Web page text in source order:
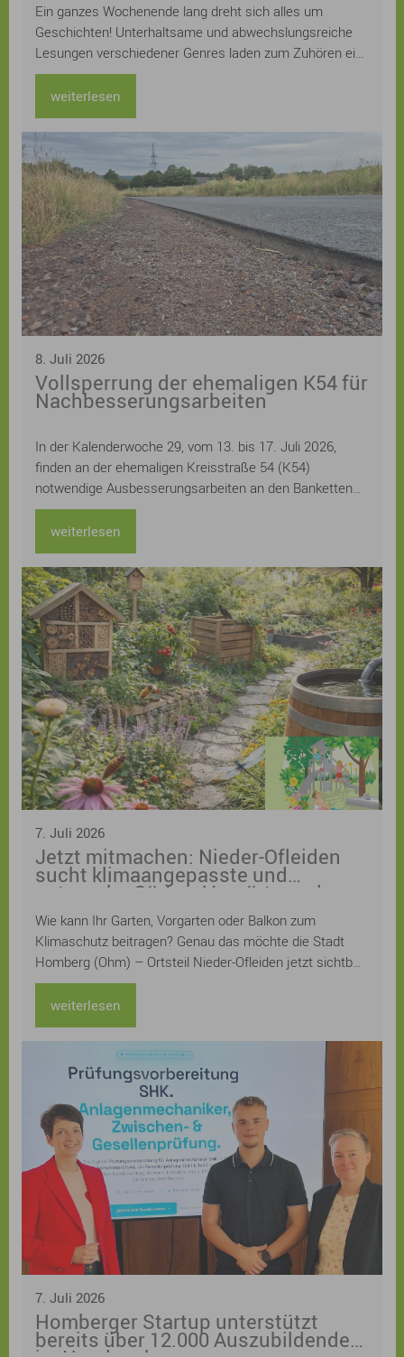
Ein ganzes Wochenende lang dreht sich alles um
Geschichten! Unterhaltsame und abwechslungsreiche
Lesungen verschiedener Genres laden zum Zuhören ein:
Kerstin Gier, Kathrin Lange, Judith Hoersch, Sven
Gerhardt, Lucinde Hutzenlaub, Ursula Kollritsch und
Stefan Kuhlmann und Uwe Henkhaus lesen aus ihren
neuesten Büchern, Workshops zu den Themen
Kreatives Schreiben, Drucken, Gestalten von
Buchschnitten und zur Verbindung von Erzählen in Wort
und Bild und Urban Sketch Walks laden zum Mitmachen
ein. Eine Bühne mit einem „Mikrofon für alle“ bietet
originelle Stimmen und auch einige besondere
Überraschungsgäste, bei Lyrik zum Pflücken kann man
neue Lieblingsgedichte finden und eigene
Lieblingsgedichte eintauschen, für Kinder und
Jugendliche wird ein tolles Programm mit Workshops
weiterlesen
8. Juli 2026
Vollsperrung der ehemaligen K54 für
Nachbesserungsarbeiten
In der Kalenderwoche 29, vom 13. bis 17. Juli 2026,
finden an der ehemaligen Kreisstraße 54 (K54)
notwendige Ausbesserungsarbeiten an den Banketten
statt. Für diesen Zeitraum muss die Straße voll gesperrt
werden.
weiterlesen
7. Juli 2026
Jetzt mitmachen: Nieder-Ofleiden
sucht klimaangepasste und
naturnahe Gärten, Vorgärten oder
Balkone! Anmeldung ist weiterhin
möglich
Wie kann Ihr Garten, Vorgarten oder Balkon zum
Klimaschutz beitragen? Genau das möchte die Stadt
Homberg (Ohm) – Ortsteil Nieder-Ofleiden jetzt sichtbar
machen – und lädt alle Bürgerinnen und Bürger herzlich
zur Teilnahme am Gartenwettbewerb „Klimaangepasste
und naturnahe Gärten“ im Klimaquartier Nieder-Ofleiden
ein.
weiterlesen
7. Juli 2026
Homberger Startup unterstützt
bereits über 12.000 Auszubildende